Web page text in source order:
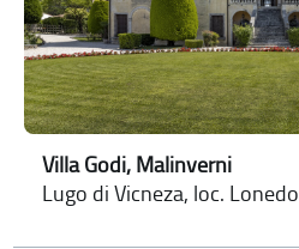
Villa Godi, Malinverni
Lugo di Vicneza, loc. Lonedo